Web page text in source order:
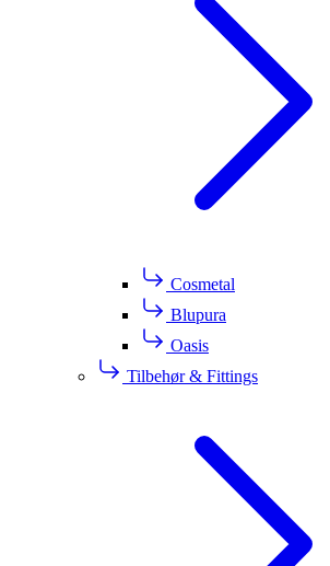
Cosmetal
Blupura
Oasis
Tilbehør & Fittings